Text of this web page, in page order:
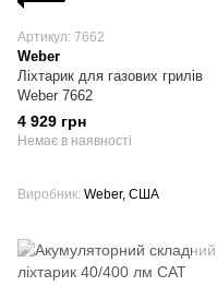
Артикул: 7662
Weber
Ліхтарик для газових грилів
Weber 7662
4 929 грн
Немає в наявності
Виробник Weber, США